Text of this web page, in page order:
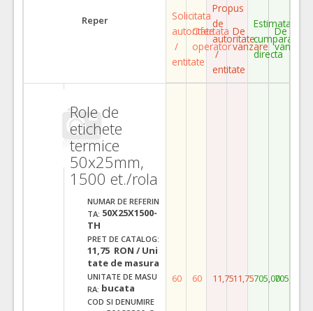
Reper
Solicitata
autoritate
/
entitate
Ofertata
operator
Propus
de
autoritate
/
entitate
De
vanzare
Estimata
cumparare
directa
De
vanzare
Role de
etichete
termice
50x25mm,
1500 et./rola
NUMAR DE REFERIN
TA: 50X25X1500-
TH
PRET DE CATALOG:
11,75 RON / Uni
tate de masura
UNITATE DE MASU
RA: bucata
COD SI DENUMIRE
60 60 11,7511,75705,00705,00